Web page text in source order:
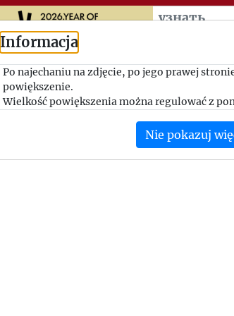
Przeskocz do
узнать
Prowadzenie się
1946-07-15, Jerzy Giedroyc - Adam Pragier
Jerzy Giedroyc rozprasza niektóre obawy
Informacja
Po najechaniu na zdjęcie, po jego prawej
powiększenie.
Wielkość powiększenia można regulować z
Nie pokazuj